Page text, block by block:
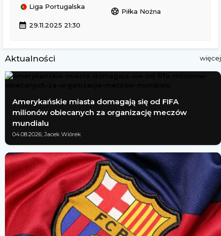
Liga Portugalska
sports_soccer Piłka Nożna
calendar_month 29.11.2025 21:30
Aktualności więcej
Amerykańskie miasta domagają się od FIFA
milionów obiecanych za organizację meczów
mundialu
04.08.2026; Jacek Wiórek